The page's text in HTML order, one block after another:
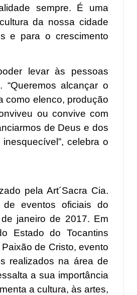
sempre. É uma
da nossa cidade
e para o crescimento
levar às pessoas
alcançar o
como elenco, produção
ou convive com
de Deus e dos
celebra o
pela Art´Sacra Cia.
eventos oficiais do
janeiro de 2017. Em
Estado do Tocantins
de Cristo, evento
realizados na área de
a sua importância
a cultura, às artes,